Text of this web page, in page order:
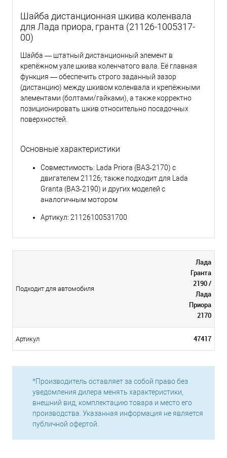
Шайба дистанционная шкива коленвала
для Лада приора, гранта (21126-1005317-
00)
Шайба — штатный дистанционный элемент в
крепёжном узле шкива коленчатого вала. Её главная
функция — обеспечить строго заданный зазор
(дистанцию) между шкивом коленвала и крепёжными
элементами (болтами/гайками), а также корректно
позиционировать шкив относительно посадочных
поверхностей.
Основные характеристики
Совместимость: Lada Priora (ВАЗ‑2170) с
двигателем 21126; также подходит для Lada
Granta (ВАЗ‑2190) и других моделей с
аналогичным мотором
Артикул: 21126100531700
Подходит для автомобиля
Лада
Гранта
2190 /
Лада
Приора
2170
Артикул 47417
*Производитель оставляет за собой право без
уведомления дилера менять характеристики,
внешний вид, комплектацию товара и место его
производства. Указанная информация не является
публичной офертой.